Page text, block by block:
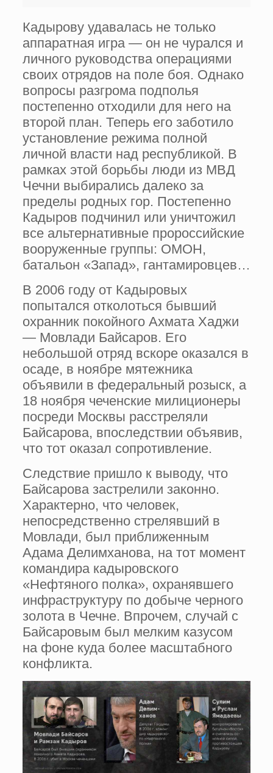
Кадырову удавалась не только
аппаратная игра — он не чурался и
личного руководства операциями
своих отрядов на поле боя. Однако
вопросы разгрома подполья
постепенно отходили для него на
второй план. Теперь его заботило
установление режима полной
личной власти над республикой. В
рамках этой борьбы люди из МВД
Чечни выбирались далеко за
пределы родных гор. Постепенно
Кадыров подчинил или уничтожил
все альтернативные пророссийские
вооруженные группы: ОМОН,
батальон «Запад», гантамировцев…
В 2006 году от Кадыровых
попытался отколоться бывший
охранник покойного Ахмата Хаджи
— Мовлади Байсаров. Его
небольшой отряд вскоре оказался в
осаде, в ноябре мятежника
объявили в федеральный розыск, а
18 ноября чеченские милиционеры
посреди Москвы расстреляли
Байсарова, впоследствии объявив,
что тот оказал сопротивление.
Следствие пришло к выводу, что
Байсарова застрелили законно.
Характерно, что человек,
непосредственно стрелявший в
Мовлади, был приближенным
Адама Делимханова, на тот момент
командира кадыровского
«Нефтяного полка», охранявшего
инфраструктуру по добыче черного
золота в Чечне. Впрочем, случай с
Байсаровым был мелким казусом
на фоне куда более масштабного
конфликта.